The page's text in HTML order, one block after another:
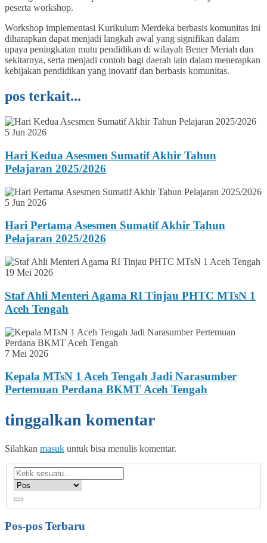
peserta workshop.
Workshop implementasi Kurikulum Merdeka berbasis komunitas ini
diharapkan dapat menjadi langkah awal yang signifikan dalam
upaya peningkatan mutu pendidikan di wilayah Bener Meriah dan
sekitarnya, serta menjadi contoh bagi daerah lain dalam menerapkan
kebijakan pendidikan yang inovatif dan berbasis komunitas.
pos terkait...
5 Jun 2026
Hari Kedua Asesmen Sumatif Akhir Tahun
Pelajaran 2025/2026
5 Jun 2026
Hari Pertama Asesmen Sumatif Akhir Tahun
Pelajaran 2025/2026
19 Mei 2026
Staf Ahli Menteri Agama RI Tinjau PHTC MTsN 1
Aceh Tengah
7 Mei 2026
Kepala MTsN 1 Aceh Tengah Jadi Narasumber
Pertemuan Perdana BKMT Aceh Tengah
tinggalkan komentar
Silahkan masuk untuk bisa menulis komentar.
Pos-pos Terbaru